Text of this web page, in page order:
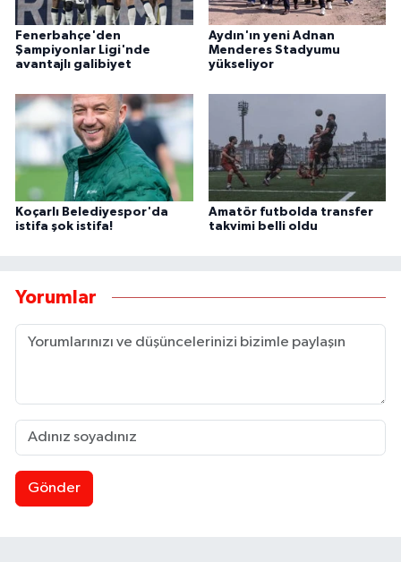
Fenerbahçe'den
Şampiyonlar Ligi'nde
avantajlı galibiyet
Aydın'ın yeni Adnan
Menderes Stadyumu
yükseliyor
Koçarlı Belediyespor'da
istifa şok istifa!
Amatör futbolda transfer
takvimi belli oldu
Yorumlar
Gönder